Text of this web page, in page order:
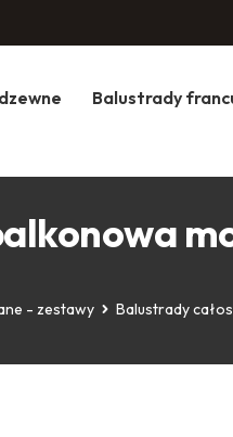
Balustrady
- zestawy Balustrady